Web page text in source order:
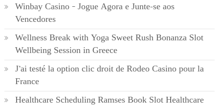
Winbay Casino – Jogue Agora e Junte-se aos
Vencedores
Wellness Break with Yoga Sweet Rush Bonanza Slot
Wellbeing Session in Greece
J’ai testé la option clic droit de Rodeo Casino pour la
France
Healthcare Scheduling Ramses Book Slot Healthcare